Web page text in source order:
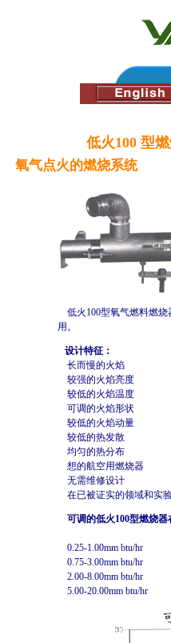
低火100 型
氧气点火的燃烧系统
低火100型氧气燃料燃烧
用。
设计特征：
长而慢的火焰
较强的火焰亮度
较低的火焰温度
可调的火焰形状
较低的火焰动量
较低的热发散
均匀的热分布
想的航空用燃烧器
无需维修设计
在已被证实的领域和实
可调的低火100型燃烧
0.25-1.00mm btu/hr
0.75-3.00mm btu/hr
2.00-8.00mm btu/hr
5.00-20.00mm btu/hr